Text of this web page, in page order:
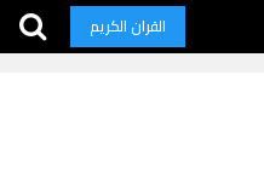
القران الكريم